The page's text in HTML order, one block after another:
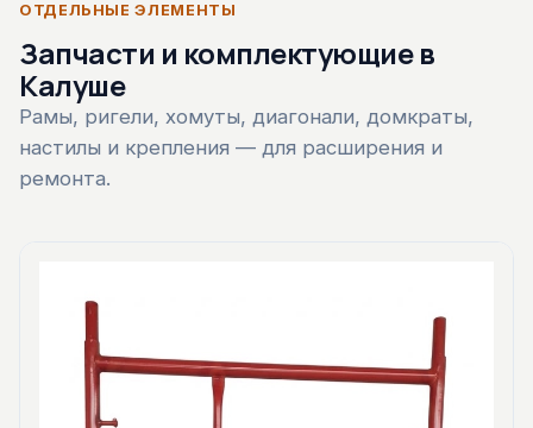
ОТДЕЛЬНЫЕ ЭЛЕМЕНТЫ
Запчасти и комплектующие в
Калуше
Рамы, ригели, хомуты, диагонали, домкраты,
настилы и крепления — для расширения и
ремонта.